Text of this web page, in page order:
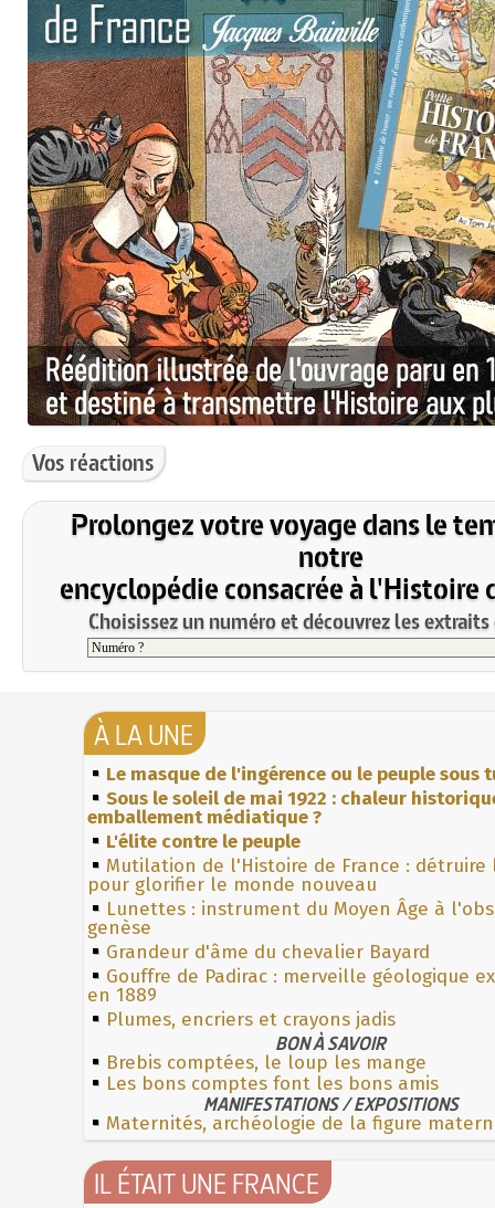
Vos réactions
Prolongez votre voyage dans le
notre
encyclopédie consacrée à l'Histoire
Choisissez un numéro et découvrez les
À LA UNE
Le masque de l'ingérence ou le peuple sous
Sous le soleil de mai 1922 : chaleur
emballement médiatique ?
L'élite contre le peuple
Mutilation de l'Histoire de France : détruire
pour glorifier le monde nouveau
Lunettes : instrument du Moyen Âge à
genèse
Grandeur d'âme du chevalier Bayard
Gouffre de Padirac : merveille géologique
en 1889
Plumes, encriers et crayons jadis
BON À SAVOIR
Brebis comptées, le loup les mange
Les bons comptes font les bons amis
MANIFESTATIONS / EXPOSITIONS
Maternités, archéologie de la figure
IL ÉTAIT UNE FRANCE